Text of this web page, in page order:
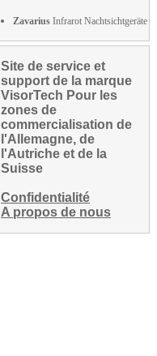
Zavarius Infrarot Nachtsichtgeräte
Site de service et
support de la marque
VisorTech Pour les
zones de
commercialisation de
l'Allemagne, de
l'Autriche et de la
Suisse
Confidentialité
A propos de nous